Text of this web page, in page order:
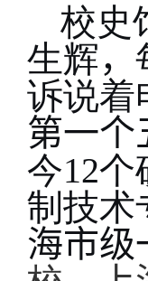
校史
生辉，
诉说着
第一个
今12个
制技术
海市级